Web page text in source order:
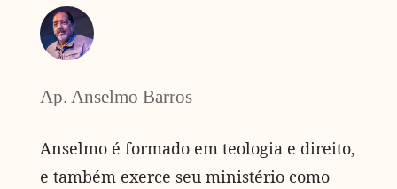
Ap. Anselmo Barros
Anselmo é formado em teologia e direito,
e também exerce seu ministério como